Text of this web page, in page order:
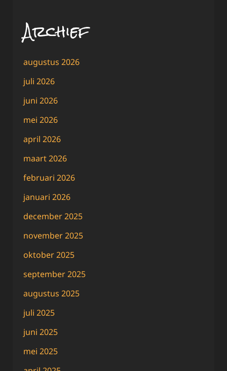
Archief
augustus 2026
juli 2026
juni 2026
mei 2026
april 2026
maart 2026
februari 2026
januari 2026
december 2025
november 2025
oktober 2025
september 2025
augustus 2025
juli 2025
juni 2025
mei 2025